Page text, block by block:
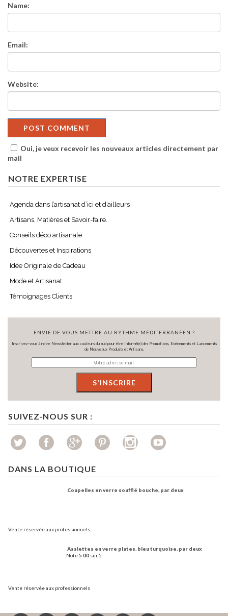
Name:
Email:
Website:
Oui, je veux recevoir les nouveaux articles directement par
mail
NOTRE EXPERTISE
Agenda dans l’artisanat d’ici et d’ailleurs
Artisans, Matières et Savoir-faire.
Conseils déco artisanale
Découvertes et Inspirations
Idée Originale de Cadeau
Mode et Artisanat
Témoignages Clients
ENVIE DE VOUS METTRE AU RYTHME MÉDITERRANÉEN ?
Inscrivez-vous à notre Newsletter aux couleurs du sud pour être informé(e) des Promotions, Evénements et Lancements
de Nouveaux Produits et Artisans.
SUIVEZ-NOUS SUR :
DANS LA BOUTIQUE
Coupelles en verre soufflé bouche, par deux
Vente réservée aux professionnels
Assiettes en verre plates, bleu turquoise, par deux
Note5.00 sur 5
Vente réservée aux professionnels